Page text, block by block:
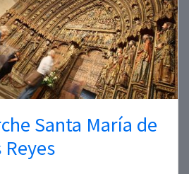
Santa María de
Reyes